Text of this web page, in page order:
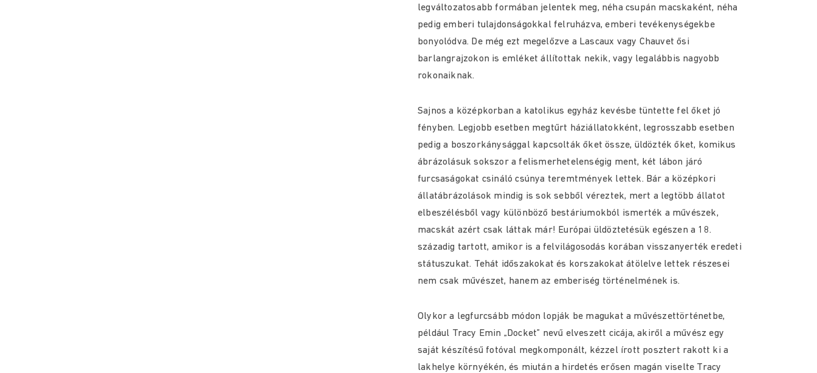
legváltozatosabb formában jelentek meg, néha csupán macskaként, néha
pedig emberi tulajdonságokkal felruházva, emberi tevékenységekbe
bonyolódva. De még ezt megelőzve a Lascaux vagy Chauvet ősi
barlangrajzokon is emléket állítottak nekik, vagy legalábbis nagyobb
rokonaiknak.
Sajnos a középkorban a katolikus egyház kevésbe tüntette fel őket jó
fényben. Legjobb esetben megtűrt háziállatokként, legrosszabb esetben
pedig a boszorkánysággal kapcsolták őket össze, üldözték őket, komikus
ábrázolásuk sokszor a felismerhetelenségig ment, két lábon járó
furcsaságokat csináló csúnya teremtmények lettek. Bár a középkori
állatábrázolások mindig is sok sebből véreztek, mert a legtöbb állatot
elbeszélésből vagy különböző bestáriumokból ismerték a művészek,
macskát azért csak láttak már! Európai üldöztetésük egészen a 18.
századig tartott, amikor is a felvilágosodás korában visszanyerték eredeti
státuszukat. Tehát időszakokat és korszakokat átölelve lettek részesei
nem csak művészet, hanem az emberiség történelmének is.
Olykor a legfurcsább módon lopják be magukat a művészettörténetbe,
például Tracy Emin „Docket” nevű elveszett cicája, akiről a művész egy
saját készítésű fotóval megkomponált, kézzel írott posztert rakott ki a
lakhelye környékén, és miután a hirdetés erősen magán viselte Tracy